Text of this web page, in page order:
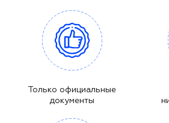
Только официальные
документы